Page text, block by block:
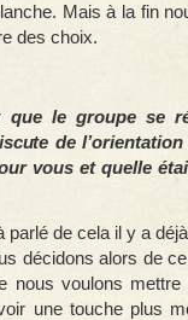
Mais à la fin
des choix.
que le groupe se
de
vous et quelle
de cela il y a
décidons alors de
nous voulons
une touche plus